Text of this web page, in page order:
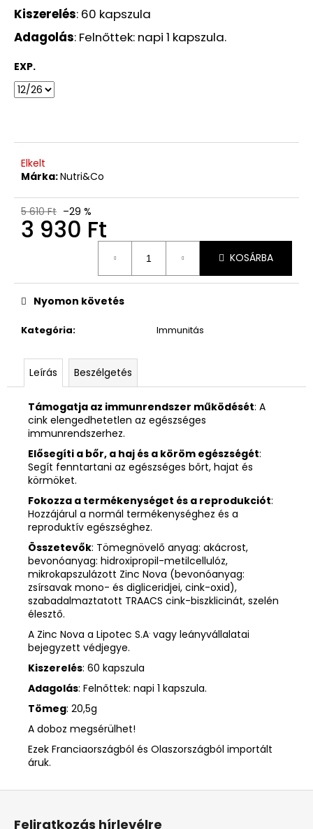
Kiszerelés: 60 kapszula
Adagolás: Felnőttek: napi 1 kapszula.
EXP.
Elkelt
Márka:Nutri&Co
5 610 Ft –29 %
3 930 Ft
KOSÁRBA
Kategória: Immunitás
Nyomon követés
Leírás Beszélgetés
Támogatja az immunrendszer működését: A
cink elengedhetetlen az egészséges
immunrendszerhez.
Elősegíti a bőr, a haj és a köröm egészségét:
Segít fenntartani az egészséges bőrt, hajat és
körmöket.
Fokozza a termékenységet és a reprodukciót:
Hozzájárul a normál termékenységhez és a
reproduktív egészséghez.
Összetevők: Tömegnövelő anyag: akácrost,
bevonóanyag: hidroxipropil-metilcellulóz,
mikrokapszulázott Zinc Nova (bevonóanyag:
zsírsavak mono- és digliceridjei, cink-oxid),
szabadalmaztatott TRAACS cink-biszklicinát, szelén
élesztő.
A Zinc Nova a Lipotec S.A. vagy leányvállalatai
bejegyzett védjegye.
Kiszerelés: 60 kapszula
Adagolás: Felnőttek: napi 1 kapszula.
Tömeg: 20,5g
A doboz megsérülhet!
Ezek Franciaországból és Olaszországból importált
áruk.
L
Feliratkozás hírlevélre